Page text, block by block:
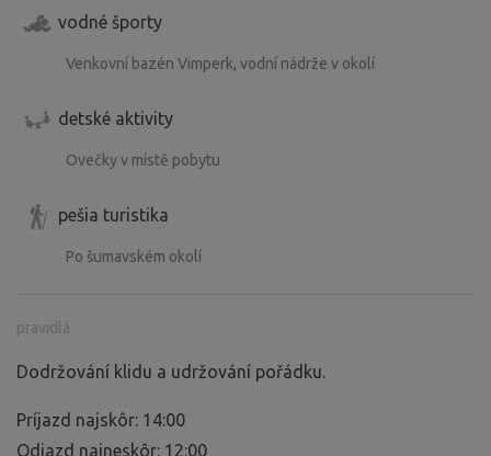
vodné športy
Venkovní bazén Vimperk, vodní nádrže v okolí
detské aktivity
Ovečky v místě pobytu
pešia turistika
Po šumavském okolí
pravidlá
Dodržování klidu a udržování pořádku.
Príjazd najskôr: 14:00
Odjazd najneskôr: 12:00